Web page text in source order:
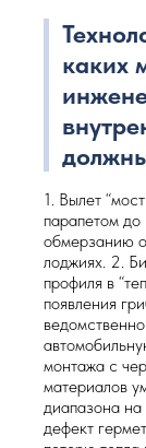
каких
1. Вылет
парапетом
обмерзанию
лоджиях. 2.
профиля в
появления
монтажа с
материалов
диапазона
дефект